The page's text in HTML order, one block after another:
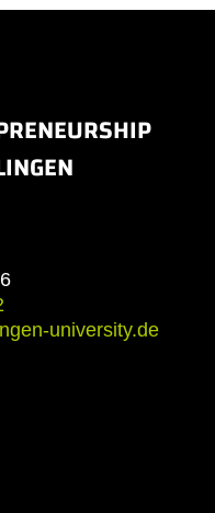
university.de